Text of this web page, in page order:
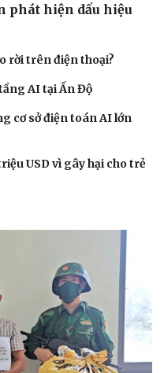
phát hiện dấu hiệu
rời trên điện thoại?
AI tại Ấn Độ
cơ sở điện toán AI lớn
USD vì gây hại cho trẻ